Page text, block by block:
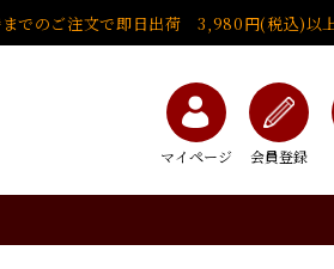
でのご注文で即日出荷 3,980円(税込)以
マイページ 会員登録